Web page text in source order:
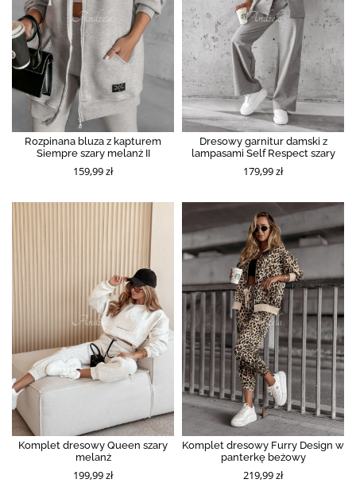
Rozpinana bluza z kapturem
Siempre szary melanż II
159,99 zł
Dresowy garnitur damski z
lampasami Self Respect szary
179,99 zł
Komplet dresowy Queen szary
melanż
199,99 zł
Komplet dresowy Furry Design w
panterkę beżowy
219,99 zł